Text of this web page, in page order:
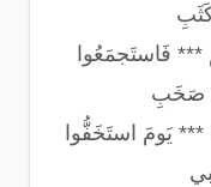
*** فَاستَجمَعُوا
صَخَبِ
*** يَومَ استَخَفُّوا